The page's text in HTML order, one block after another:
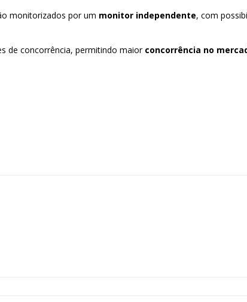
monitorizados por um monitor independente, com
de concorrência, permitindo maior concorrência no